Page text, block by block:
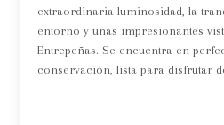
extraordinaria luminosidad, la
entorno y unas impresionantes
Entrepeñas. Se encuentra en
conservación, lista para disfrutar